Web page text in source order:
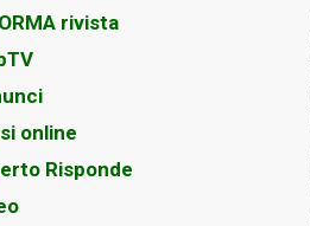
rivista
online
Risponde